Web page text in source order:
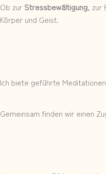
Ob zurStressbewältigung, zur
Körper und Geist.
Ich biete geführte
Gemeinsam finden wir einen